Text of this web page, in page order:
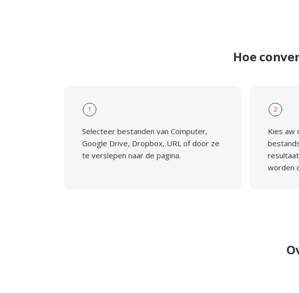
Hoe
1
Selecteer bestanden van Computer,
Google Drive, Dropbox, URL of door ze
te verslepen naar de pagina.
2
Kies aw
worden